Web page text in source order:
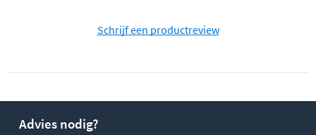
Schrijf een productreview
Advies nodig?